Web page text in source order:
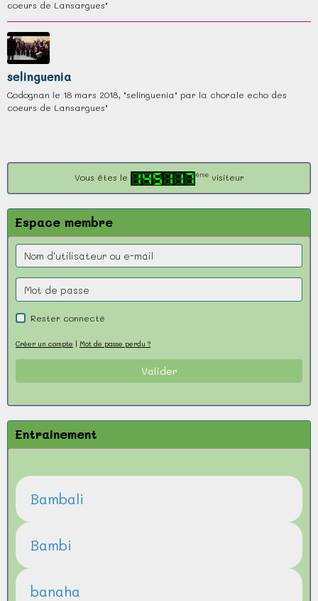
coeurs de Lansargues"
selinguenia
Codognan le 18 mars 2018, "selinguenia" par la chorale echo des
coeurs de Lansargues"
Vous êtes le èmevisiteur
Espace membre
Rester connecté
Créer un compte | Mot de passe perdu ?
Valider
Entrainement
Bambali
Bambi
banaha